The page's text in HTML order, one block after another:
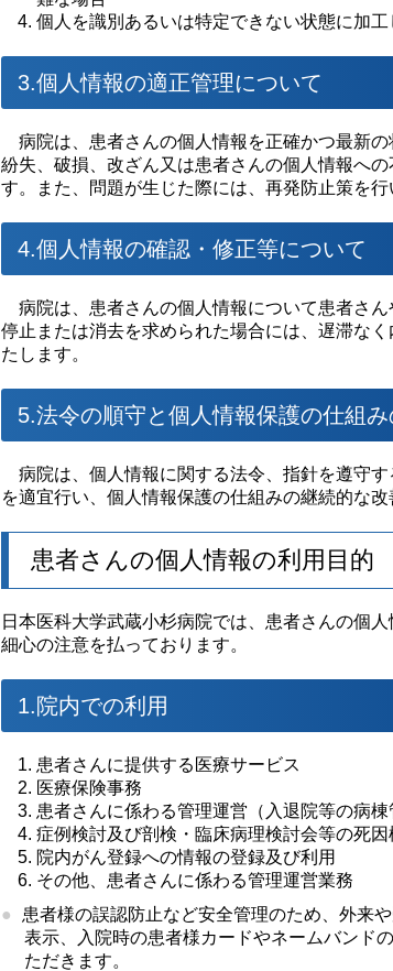
個人を識別あるいは特定できない状態に加
3.個人情報の適正管理について
病院は、患者さんの個人情報を正確かつ最新の
紛失、破損、改ざん又は患者さんの個人情報へ
す。また、問題が生じた際には、再発防止策を行
4.個人情報の確認・修正等について
病院は、患者さんの個人情報について患者さ
停止または消去を求められた場合には、遅滞な
たします。
5.法令の順守と個人情報保護の仕組
病院は、個人情報に関する法令、指針を遵守
を適宜行い、個人情報保護の仕組みの継続的な改
患者さんの個人情報の利用目的
日本医科大学武蔵小杉病院では、患者さんの個
細心の注意を払っております。
1.院内での利用
患者さんに提供する医療サービス
医療保険事務
患者さんに係わる管理運営（入退院等の病棟
症例検討及び剖検・臨床病理検討会等の死因
院内がん登録への情報の登録及び利用
その他、患者さんに係わる管理運営業務
患者様の誤認防止など安全管理のため、外来
表示、入院時の患者様カードやネームバンド
ただきます。